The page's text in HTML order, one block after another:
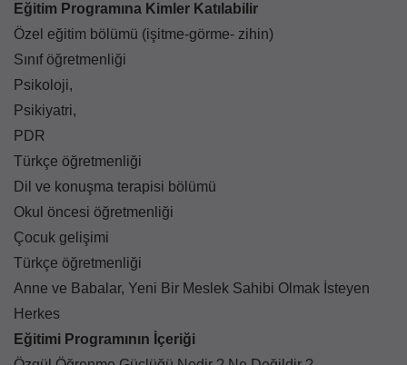
Eğitim Programına Kimler Katılabilir
Özel eğitim bölümü (işitme-görme- zihin)
Sınıf öğretmenliği
Psikoloji,
Psikiyatri,
PDR
Türkçe öğretmenliği
Dil ve konuşma terapisi bölümü
Okul öncesi öğretmenliği
Çocuk gelişimi
Türkçe öğretmenliği
Anne ve Babalar, Yeni Bir Meslek Sahibi Olmak İsteyen
Herkes
Eğitimi Programının İçeriği